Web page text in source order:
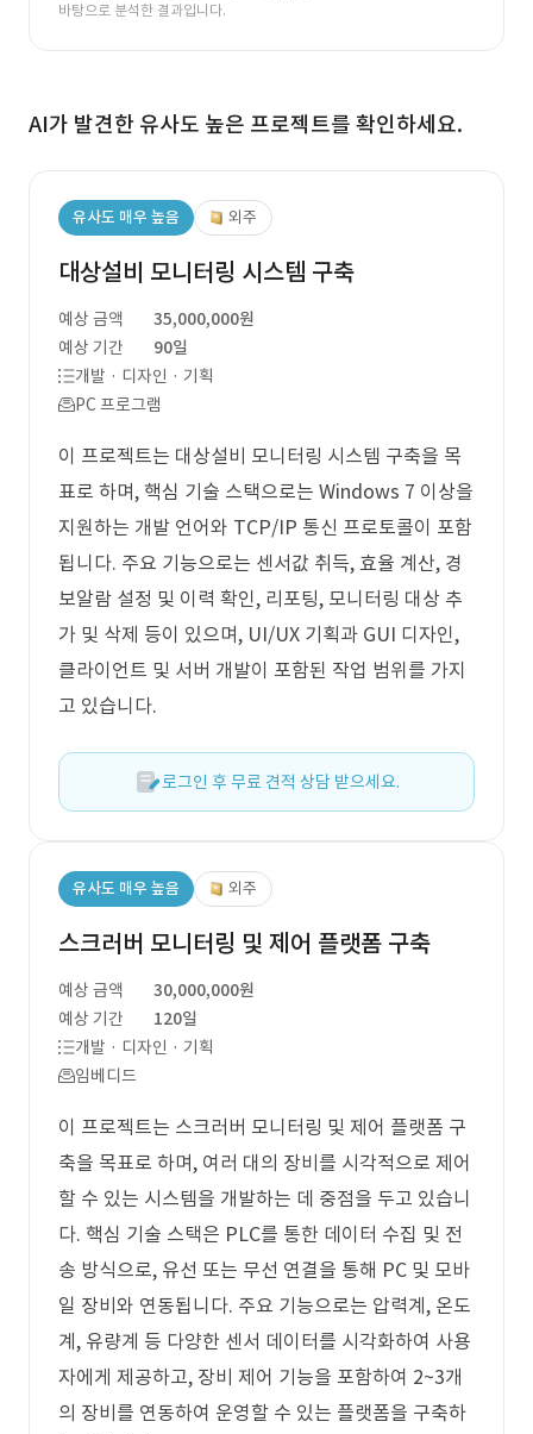
바탕으로 분석한 결과입니다.
AI가 발견한 유사도 높은 프로젝트를 확인하세요.
유사도 매우 높음 외주
대상설비 모니터링 시스템 구축
예상 금액
35,000,000원
예상 기간
90일
개발 · 디자인 · 기획
PC 프로그램
이 프로젝트는 대상설비 모니터링 시스템 구축을 목
표로 하며, 핵심 기술 스택으로는 Windows 7 이상을
지원하는 개발 언어와 TCP/IP 통신 프로토콜이 포함
됩니다. 주요 기능으로는 센서값 취득, 효율 계산, 경
보알람 설정 및 이력 확인, 리포팅, 모니터링 대상 추
가 및 삭제 등이 있으며, UI/UX 기획과 GUI 디자인,
클라이언트 및 서버 개발이 포함된 작업 범위를 가지
고 있습니다.
로그인 후 무료 견적 상담 받으세요.
유사도 매우 높음 외주
스크러버 모니터링 및 제어 플랫폼 구축
예상 금액
30,000,000원
예상 기간
120일
개발 · 디자인 · 기획
임베디드
이 프로젝트는 스크러버 모니터링 및 제어 플랫폼 구
축을 목표로 하며, 여러 대의 장비를 시각적으로 제어
할 수 있는 시스템을 개발하는 데 중점을 두고 있습니
다. 핵심 기술 스택은 PLC를 통한 데이터 수집 및 전
송 방식으로, 유선 또는 무선 연결을 통해 PC 및 모바
일 장비와 연동됩니다. 주요 기능으로는 압력계, 온도
계, 유량계 등 다양한 센서 데이터를 시각화하여 사용
자에게 제공하고, 장비 제어 기능을 포함하여 2~3개
의 장비를 연동하여 운영할 수 있는 플랫폼을 구축하